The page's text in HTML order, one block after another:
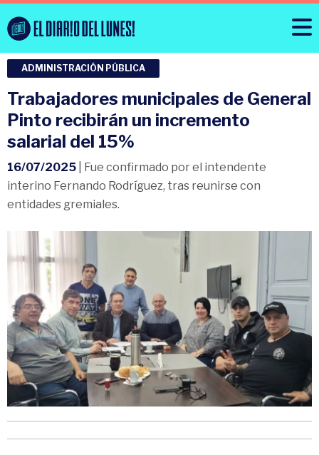
ADMINISTRACIÓN PÚBLICA
Trabajadores municipales de General
Pinto recibirán un incremento
salarial del 15%
16/07/2025 | Fue confirmado por el intendente
interino Fernando Rodríguez, tras reunirse con
entidades gremiales.